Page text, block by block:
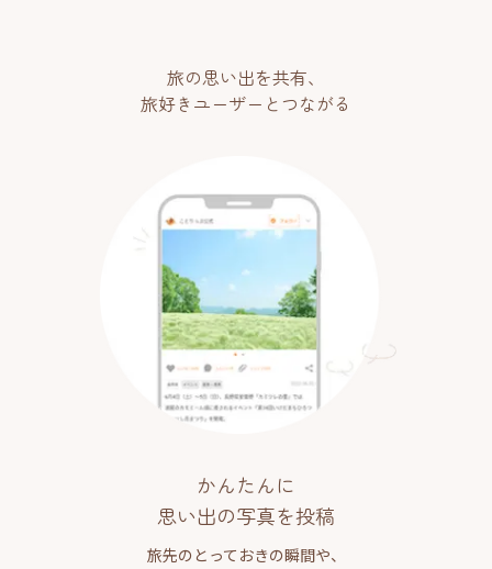
旅の思い出を共有、
旅好きユーザーとつながる
かんたんに
思い出の写真を投稿
旅先のとっておきの瞬間や、